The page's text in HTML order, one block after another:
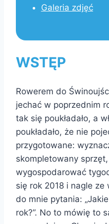
Galeria zdjęć
WSTĘP
Rowerem do
jechać w poprzednim
tak się poukładało, a
poukładało, że nie
przygotowane:
skompletowany
wygospodarować
się rok 2018 i nagle
do mnie pytania:
rok?”. No to mówię to